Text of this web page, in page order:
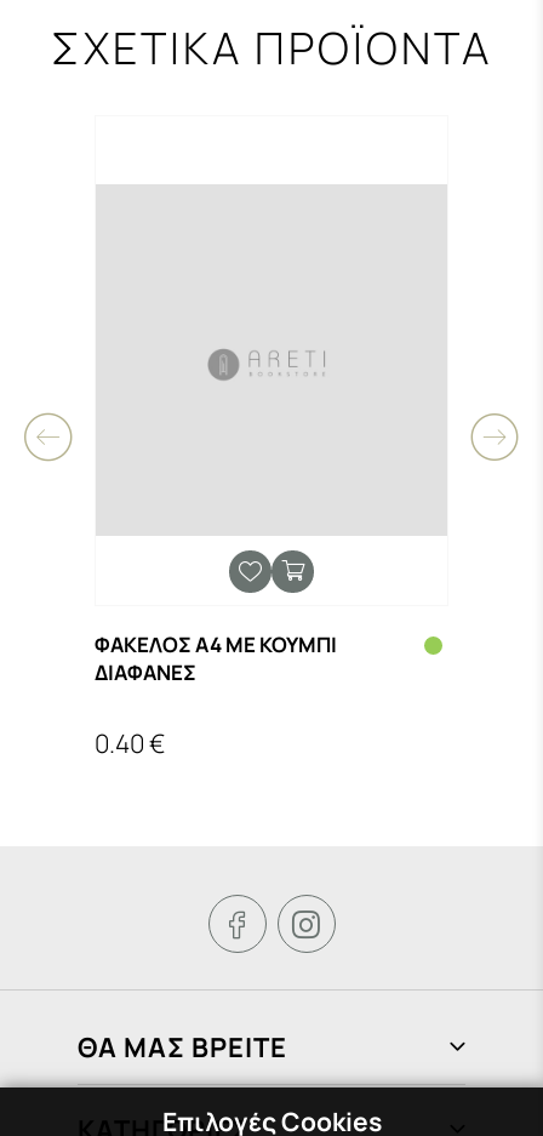
ΣΧΕΤΙΚΑ ΠΡΟΪΟΝΤΑ
ΦΑΚΕΛΟΣ Α4 ΜΕ ΚΟΥΜΠΙ
ΔΙΑΦΑΝΕΣ
0.40 €
 
ΘΑ ΜΑΣ ΒΡΕΙΤΕ
Επιλογές Cookies